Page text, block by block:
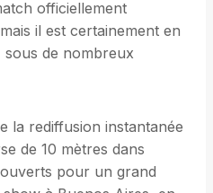
officiellement
il est certainement en
sous de nombreux
la rediffusion instantanée
de 10 mètres dans
pour un grand